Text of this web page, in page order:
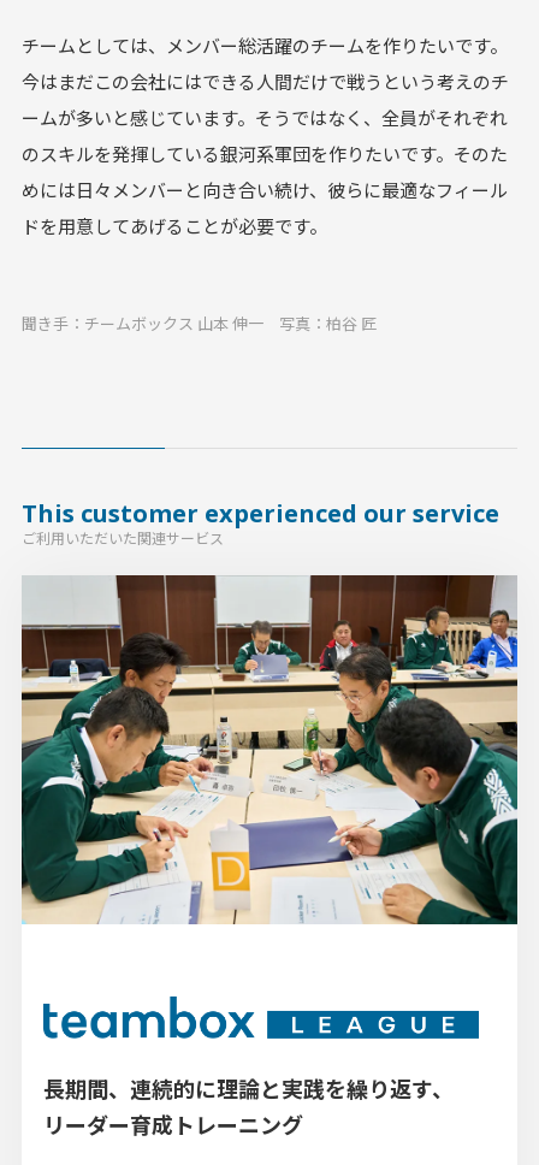
チームとしては、メンバー総活躍のチームを作りたいです。
今はまだこの会社にはできる人間だけで戦うという考えのチ
ームが多いと感じています。そうではなく、全員がそれぞれ
のスキルを発揮している銀河系軍団を作りたいです。そのた
めには日々メンバーと向き合い続け、彼らに最適なフィール
ドを用意してあげることが必要です。
聞き手：チームボックス 山本 伸一 写真：柏谷 匠
This customer experienced our service
ご利用いただいた関連サービス
長期間、連続的に理論と実践を繰り返す、
リーダー育成トレーニング